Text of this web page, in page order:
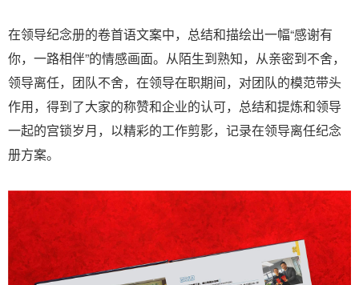
在领导纪念册的卷首语文案中，总结和描绘出一幅“感谢有
你，一路相伴”的情感画面。从陌生到熟知，从亲密到不舍，
领导离任，团队不舍，在领导在职期间，对团队的模范带头
作用，得到了大家的称赞和企业的认可，总结和提炼和领导
一起的宫锁岁月，以精彩的工作剪影，记录在领导离任纪念
册方案。